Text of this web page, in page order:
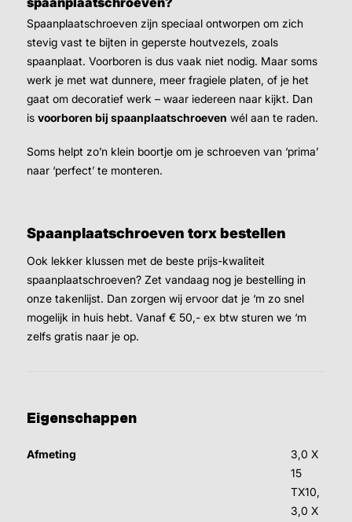
Spaanplaatschroeven zijn speciaal ontworpen om zich
stevig vast te bijten in geperste houtvezels, zoals
spaanplaat. Voorboren is dus vaak niet nodig. Maar soms
werk je met wat dunnere, meer fragiele platen, of je het
gaat om decoratief werk – waar iedereen naar kijkt. Dan
is voorboren bij spaanplaatschroeven wél aan te raden.
Soms helpt zo’n klein boortje om je schroeven van ‘prima’
naar ‘perfect’ te monteren.
Spaanplaatschroeven torx bestellen
Ook lekker klussen met de beste prijs-kwaliteit
spaanplaatschroeven? Zet vandaag nog je bestelling in
onze takenlijst. Dan zorgen wij ervoor dat je ‘m zo snel
mogelijk in huis hebt. Vanaf € 50,- ex btw sturen we ‘m
zelfs gratis naar je op.
Eigenschappen
Afmeting
3,0 X
15
TX10,
3,0 X